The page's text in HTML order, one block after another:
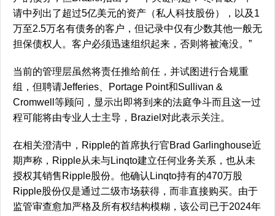
请中列出了超过5亿美元的资产（私人科技股份），以及1
万至2.5万名有债务的客户，但记录中仅有少数其他一般无
担保债权人。客户必须迅速组织起来，否则将被淹没。”
当前的管理层虽然将责任推给前任，并试图进行合规重
组，但聘请Jefferies、Portage Point和Sullivan &
Cromwell等顾问，显示出即将到来的法庭争斗而且这一过
程可能将由专业人士主导，Braziel对此表示关注。
在相关澄清中，Ripple的首席执行官Brad Garlinghouse近
期声称，Ripple从未与Linqto建立任何业务关系，也从未
授权其销售Ripple股份。他确认Linqto持有的470万股
Ripple股份仅是通过二级市场获得，而非直接购买。由于
监管审查愈加严格及所有权结构模糊，该公司已于2024年